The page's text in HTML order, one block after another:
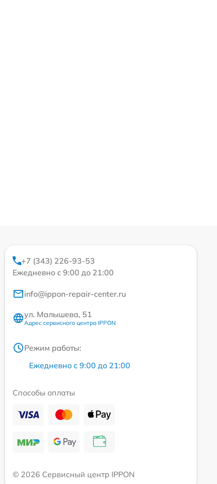
+7 (343) 226-93-53
Ежедневно с 9:00 до 21:00
info@ippon-repair-center.ru
ул. Малышева, 51
Адрес сервисного центра IPPON
Режим работы:
Ежедневно с 9:00 до 21:00
Способы оплаты
© 2026 Сервисный центр IPPON